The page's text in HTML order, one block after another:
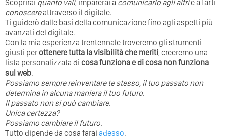
Scoprirai quanto vali, imparerai a comunicarlo agli altrie a farti
conoscereattraverso il digitale.
Ti guiderò dalle basi della comunicazione fino agli aspetti più
avanzati del digitale.
Con la mia esperienza trentennale troveremo gli strumenti
giusti perottenere tutta la visibilità che meriti, creeremo una
lista personalizzata di cosa funziona e di cosa non funziona
sul web.
Possiamo sempre reinventare te stesso, il tuo passato non
determina in alcuna maniera il tuo futuro. ⁣
⁣Il passato non si può cambiare.
Unica certezza?
Possiamo cambiare il futuro.
Tutto dipende da cosa farai adesso.